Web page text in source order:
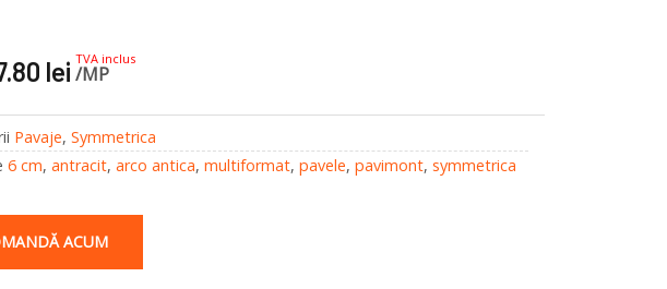
lei TVA inclus
/MP
Pavaje, Symmetrica
6 cm, antracit, arco antica, multiformat, pavele, pavimont, symmetrica
ACUM